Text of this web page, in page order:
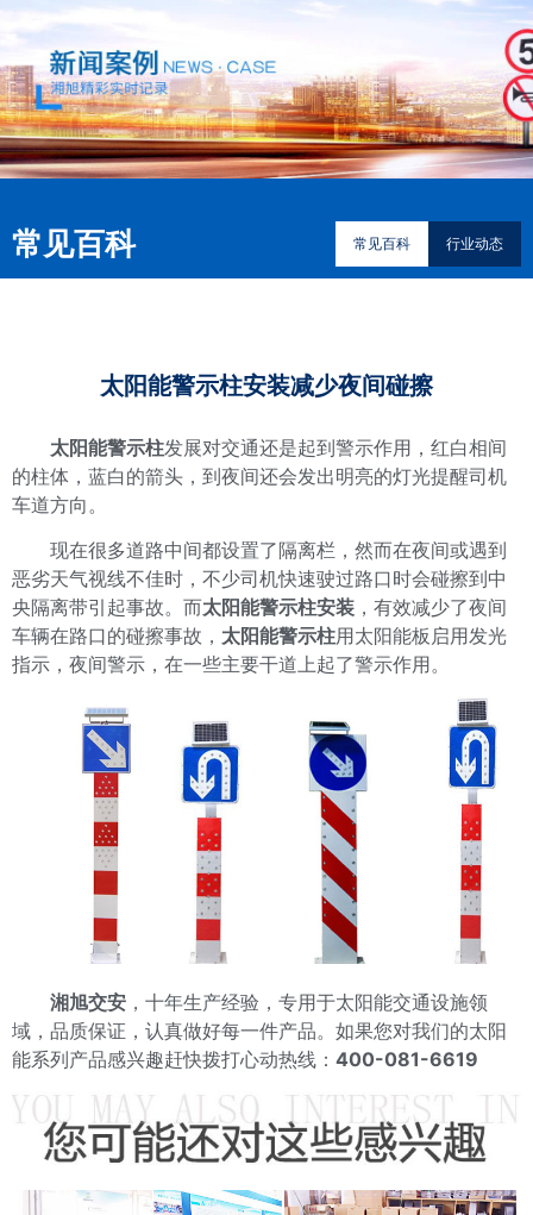
常见百科 常见百科 行业动态
太阳能警示柱安装减少夜间碰擦
太阳能警示柱发展对交通还是起到警示作用，红白相间
的柱体，蓝白的箭头，到夜间还会发出明亮的灯光提醒司机
车道方向。
现在很多道路中间都设置了隔离栏，然而在夜间或遇到
恶劣天气视线不佳时，不少司机快速驶过路口时会碰擦到中
央隔离带引起事故。而太阳能警示柱安装 ，有效减少了夜间
车辆在路口的碰擦事故， 太阳能警示柱用太阳能板启用发光
指示，夜间警示，在一些主要干道上起了警示作用。
湘旭交安 ，十年生产经验，专用于太阳能交通设施领
域，品质保证，认真做好每一件产品。如果您对我们的太阳
能系列产品感兴趣赶快拨打心动热线： 400-081-6619